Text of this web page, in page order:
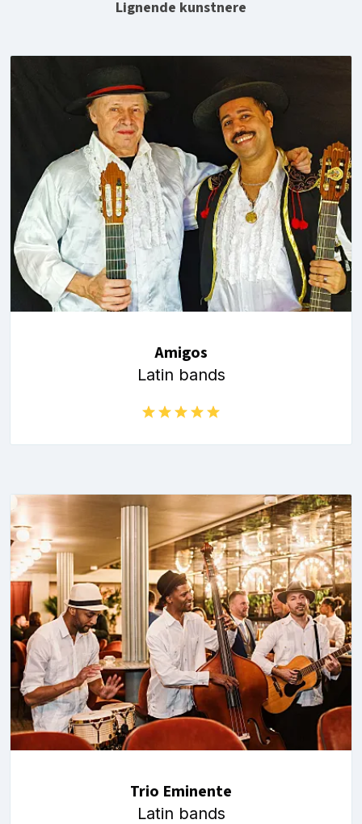
Lignende kunstnere
Amigos
Latin bands
Trio Eminente
Latin bands